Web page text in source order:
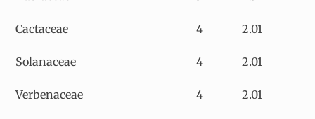
Cactaceae 4 2.01
Solanaceae 4 2.01
Verbenaceae 4 2.01